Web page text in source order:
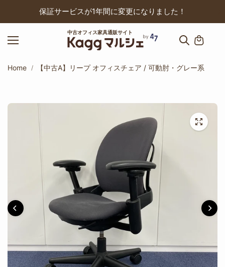
保証サービスが1年間に変更になりました！
中古オフィス家具通販サイト
Home 【中古A】リープ オフィスチェア / 可動肘・グレー系